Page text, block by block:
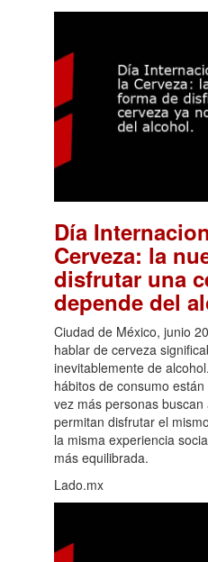
Día
Cerveza: la
disfrutar una
depende del
Ciudad de México, junio
hablar de cerveza
inevitablemente de
hábitos de consumo
vez más personas
permitan disfrutar el
la misma experiencia
más equilibrada.
Lado.mx